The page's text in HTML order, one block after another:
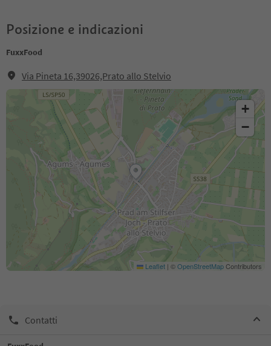
Posizione e indicazioni
FuxxFood
Via Pineta 16,39026,Prato allo Stelvio
+
−
Leaflet | ©OpenStreetMapContributors
Contatti